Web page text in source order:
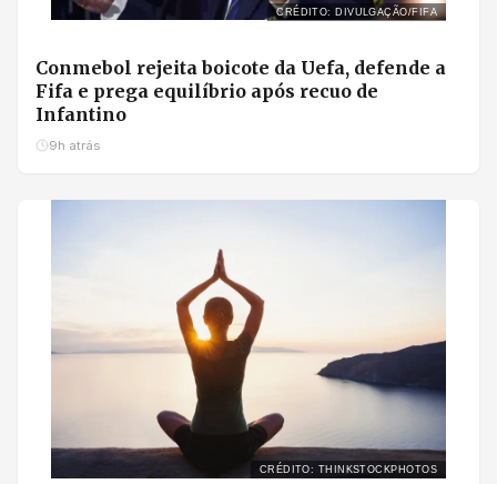
CRÉDITO: DIVULGAÇÃO/FIFA
Conmebol rejeita boicote da Uefa, defende a
Fifa e prega equilíbrio após recuo de
Infantino
9h atrás
CRÉDITO: THINKSTOCKPHOTOS